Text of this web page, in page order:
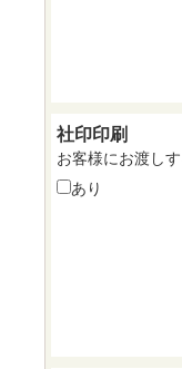
社印印刷
お客様にお渡し
あり